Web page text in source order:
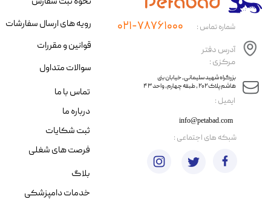
​ایمیل :
آدرس دفتر
مرکزی :
info@petabad.com
​​بزرگراه شهید سلیمانی، خیابان بنی
هاشم پلاک ۲۰۲ ، طبقه چهارم، واحد ۴۳
شماره تماس : ۰۲۱-۷۸۷۶۱۰۰۰
رویه های ارسال سفارشات
قوانین و مقررات
سوالات متداول
تماس با ما
درباره ما
ثبت شکایات
فرصت های شغلی
​شبکه های اجتماعی :
بلاگ
خدمات دامپزشکی